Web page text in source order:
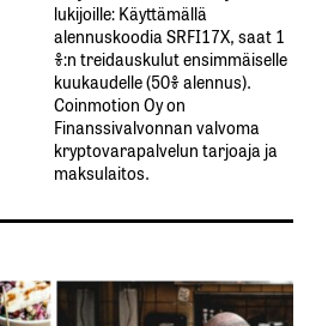
lukijoille: Käyttämällä​ ​
alennuskoodia​ ​SRFI17X,​ ​saat​ ​1
%:n treidauskulut​ ​ensimmäiselle​ ​
kuukaudelle​ ​(50%​ ​alennus).
Coinmotion Oy on
Finanssivalvonnan valvoma
kryptovarapalvelun tarjoaja ja
maksulaitos.